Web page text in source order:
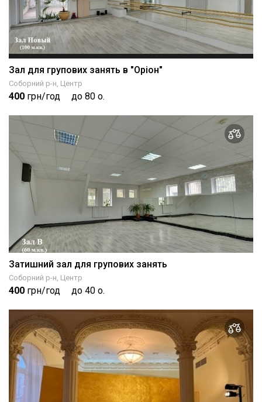
Зал для групових занять в "Оріон"
Соборний р-н, Центр
400 грн/год до 80 о.
Затишний зал для групових занять
Соборний р-н, Центр
400 грн/год до 40 о.